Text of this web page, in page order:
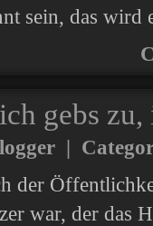
sein, das wird
gebs zu,
|
der
war, der das